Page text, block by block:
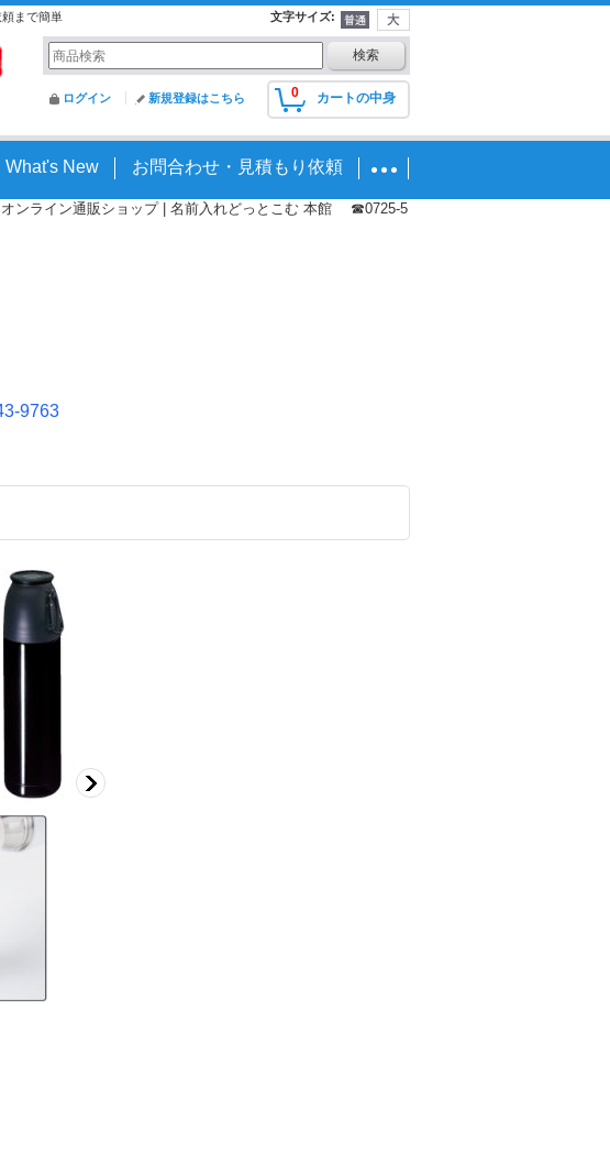
まで簡単 文字サイズ:
0 カートの中身
ログイン 新規登録はこちら
What's New お問合わせ・見積もり依頼
オンライン通販ショップ | 名前入れどっとこむ 本館 ☎0725-5
9763